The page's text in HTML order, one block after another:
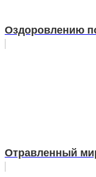
Оздоровлению
Отравленный